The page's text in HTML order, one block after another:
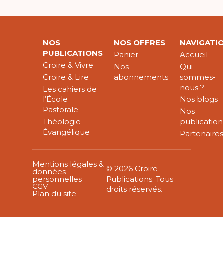
NOS
PUBLICATIONS
Croire & Vivre
Croire & Lire
Les cahiers de
l’École
Pastorale
Théologie
Évangélique
NOS OFFRES
Panier
Nos
abonnements
Accueil
Qui
sommes-
nous ?
Nos blogs
Nos
Partenaires
Mentions légales &
données
personnelles
CGV
Plan du site
© 2026 Croire-
Publications. Tous
droits réservés.